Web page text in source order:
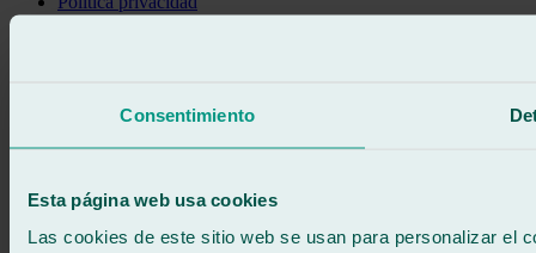
Consentimiento
Esta página web usa cookies
Las cookies de este sitio web se usan para personalizar el
Sin compromiso
671 015 121
900 333 733
ATENCIÓN 24/7